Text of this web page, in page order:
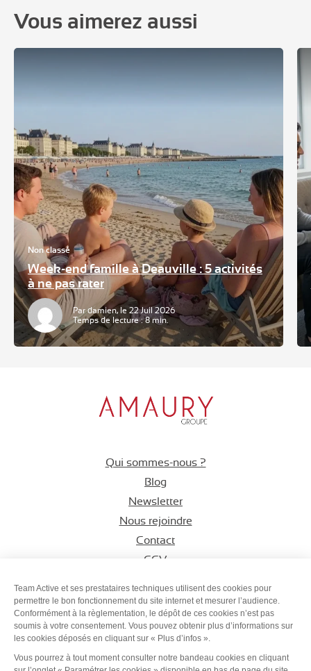
Vous aimerez aussi
Non classé
Week-end famille à Deauville : 5 activités
à ne pas rater
Par damien, le 22 Juil 2026
Temps de lecture : 8 min.
Qui sommes-nous ?
Blog
Newsletter
Nous rejoindre
Contact
CGV
Suivez-nous sur
Suivez-nous
Suivez-
Team Active et ses prestataires techniques utilisent des cookies pour
permettre le bon fonctionnement du site internet et mesurer l’audience.
Conformément à la règlementation, le dépôt de ces cookies n’est pas
soumis à votre consentement. Vous pouvez obtenir plus d’informations sur
les cookies déposés en cliquant sur « Plus d’infos ».
Vous pourrez à tout moment consulter notre bandeau cookies en cliquant